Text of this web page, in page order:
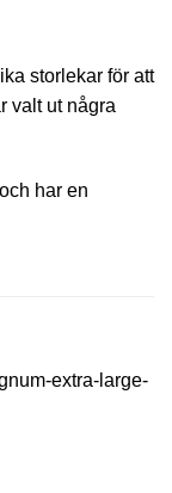
storlekar för att
valt ut några
har en